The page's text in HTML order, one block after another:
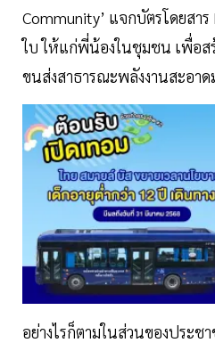
Community’ แจกบัตรโดยสา
ใบ ให้แก่พี่น้องในชุมชน เพื่อสร้
ขนส่งสาธารณะพลังงานสะอาด
อย่างไรก็ตามในส่วนของประ